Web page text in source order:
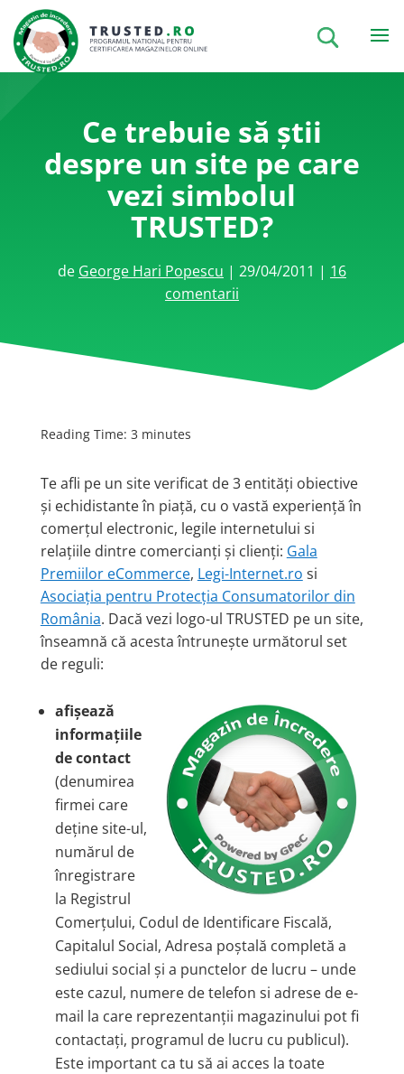
Ce trebuie să știi
despre un site pe care
vezi simbolul
TRUSTED?
de George Hari Popescu | 29/04/2011 | 16
comentarii
Reading Time: 3 minutes
Te afli pe un site verificat de 3 entități obiective
și echidistante în piață, cu o vastă experiență în
comerțul electronic, legile internetului si
relațiile dintre comercianți și clienți: Gala
Premiilor eCommerce, Legi-Internet.ro si
Asociația pentru Protecția Consumatorilor din
România. Dacă vezi logo-ul TRUSTED pe un site,
înseamnă că acesta întrunește următorul set
de reguli:
afișează
informațiile
de contact
(denumirea
firmei care
deține site-ul,
numărul de
înregistrare
la Registrul
Comerțului, Codul de Identificare Fiscală,
Capitalul Social, Adresa poștală completă a
sediului social și a punctelor de lucru – unde
este cazul, numere de telefon si adrese de e-
mail la care reprezentanții magazinului pot fi
contactați, programul de lucru cu publicul).
Este important ca tu să ai acces la toate